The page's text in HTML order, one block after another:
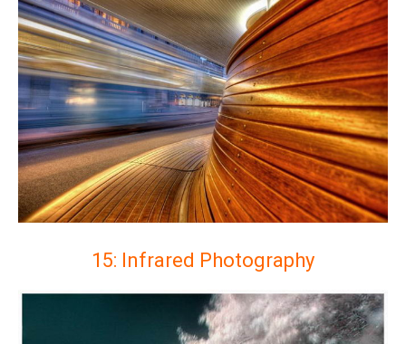
15: Infrared Photography